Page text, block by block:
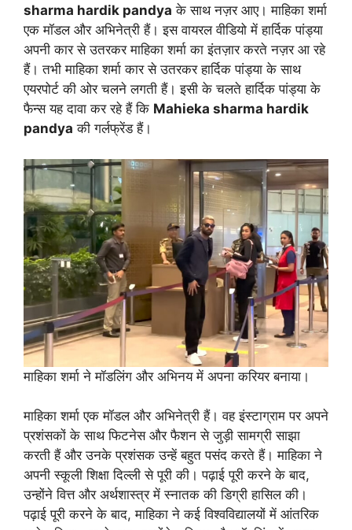
sharma hardik pandya के साथ नज़र आए। माहिका शर्मा
एक मॉडल और अभिनेत्री हैं। इस वायरल वीडियो में हार्दिक पांड्या
अपनी कार से उतरकर माहिका शर्मा का इंतज़ार करते नज़र आ रहे
हैं। तभी माहिका शर्मा कार से उतरकर हार्दिक पांड्या के साथ
एयरपोर्ट की ओर चलने लगती हैं। इसी के चलते हार्दिक पांड्या के
फैन्स यह दावा कर रहे हैं कि Mahieka sharma hardik
pandya की गर्लफ्रेंड हैं।
माहिका शर्मा ने मॉडलिंग और अभिनय में अपना करियर बनाया।
माहिका शर्मा एक मॉडल और अभिनेत्री हैं। वह इंस्टाग्राम पर अपने
प्रशंसकों के साथ फिटनेस और फैशन से जुड़ी सामग्री साझा
करती हैं और उनके प्रशंसक उन्हें बहुत पसंद करते हैं। माहिका ने
अपनी स्कूली शिक्षा दिल्ली से पूरी की। पढ़ाई पूरी करने के बाद,
उन्होंने वित्त और अर्थशास्त्र में स्नातक की डिग्री हासिल की।
पढ़ाई पूरी करने के बाद, माहिका ने कई विश्वविद्यालयों में आंतरिक